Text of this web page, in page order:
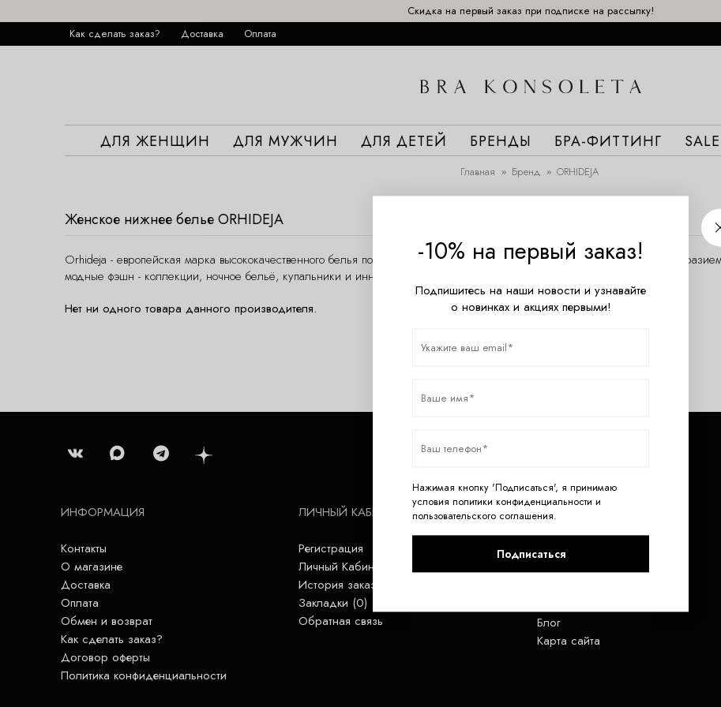
Скидка на первый заказ при подписке на рассылку!
Как сделать заказ?
Доставка Оплата
ДЛЯ ЖЕНЩИН ДЛЯ МУЖЧИН ДЛЯ ДЕТЕЙ БРЕНДЫ БРА-ФИТТИНГ SALE
Главная Бренд ORHIDEJA
Женское нижнее белье ORHIDEJA
Оrhideja - европейская марка высококачественного белья по доступным ценам. Бренд Оrhideja радует женщин
модные фэшн - коллекции, ночное бельё, купальники и инновационное коррекционное бельё с микрокапсулами.
Нет ни одного товара данного производителя.
ИНФОРМАЦИЯ
Контакты
О магазине
Доставка
Оплата
Обмен и возврат
Как сделать заказ?
Договор оферты
Политика конфиденциальности
ЛИЧНЫЙ КАБИНЕТ
Регистрация
Личный Кабинет
История заказов
Закладки (0)
Обратная связь
ДОПОЛНИТЕЛЬНО
Скидки
Блог
Карта сайта
-10% на первый заказ!
Подпишитесь на наши новости и узнавайте
о новинках и акциях первыми!
Нажимая кнопку 'Подписаться', я принимаю
условия политики конфиденциальности и
пользовательского соглашения.
Подписаться